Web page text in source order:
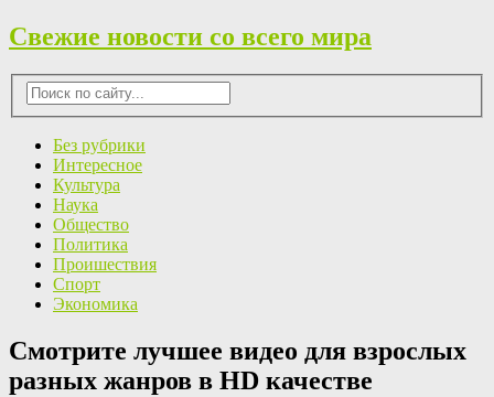
Свежие новости со всего мира
Без рубрики
Интересное
Культура
Наука
Общество
Политика
Проишествия
Спорт
Экономика
Смотрите лучшее видео для взрослых
разных жанров в HD качестве